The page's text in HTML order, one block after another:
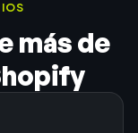
más de